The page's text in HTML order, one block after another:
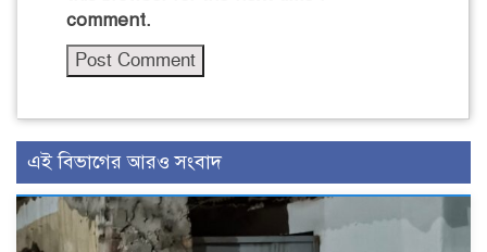
comment.
এই বিভাগের আরও সংবাদ